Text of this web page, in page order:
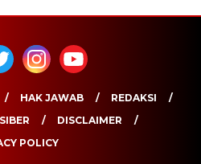
HAK JAWAB
REDAKSI
DISCLAIMER
POLICY